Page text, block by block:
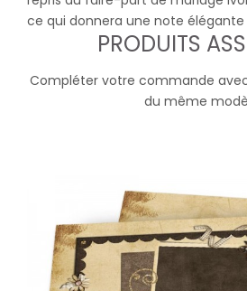
ce qui donnera une note
PRODUITS
Compléter votre commande
du même